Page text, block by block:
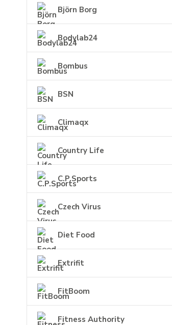
Björn Borg
Bodylab24
Bombus
BSN
Climaqx
Country Life
C.P.Sports
Czech Virus
Diet Food
Extrifit
FitBoom
Fitness Authority